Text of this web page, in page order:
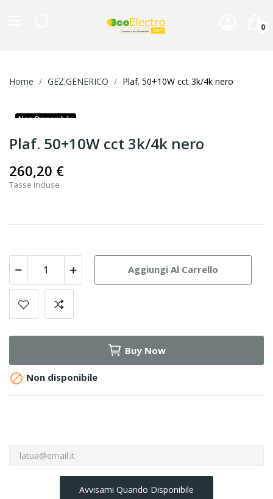
0
Home GEZ.GENERICO Plaf. 50+10W cct 3k/4k nero
Non Disponibile
Plaf. 50+10W cct 3k/4k nero
260,20 €
Tasse incluse
Aggiungi Al Carrello
Buy Now
 Non disponibile
Avvisami Quando Disponibile